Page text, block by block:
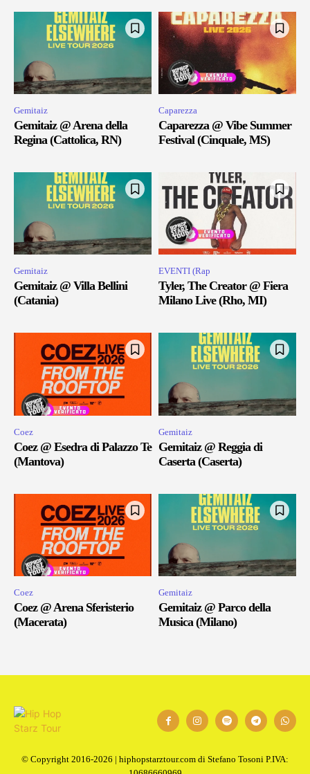
Gemitaiz
Gemitaiz @ Arena della
Regina (Cattolica, RN)
Caparezza
Caparezza @ Vibe Summer
Festival (Cinquale, MS)
Gemitaiz
Gemitaiz @ Villa Bellini
(Catania)
EVENTI (Rap
Tyler, The Creator @ Fiera
Milano Live (Rho, MI)
Coez
Coez @ Esedra di Palazzo Te
(Mantova)
Gemitaiz
Gemitaiz @ Reggia di
Caserta (Caserta)
Coez
Coez @ Arena Sferisterio
(Macerata)
Gemitaiz
Gemitaiz @ Parco della
Musica (Milano)
© Copyright 2016-2026 | hiphopstarztour.com di Stefano Tosoni P.IVA: